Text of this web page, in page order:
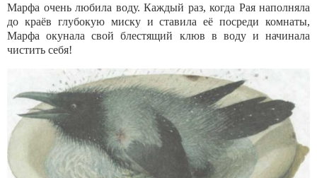
Марфа очень любила воду. Каждый раз, когда Рая наполняла
до краёв глубокую миску и ставила её посреди комнаты,
Марфа окунала свой блестящий клюв в воду и начинала
чистить себя!